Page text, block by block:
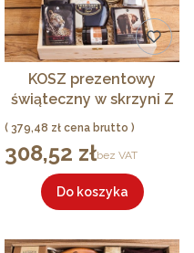
KOSZ prezentowy
świąteczny w skrzyni Z
PODPISEM Kawowy
zestaw z likierem i
kawiarką
Cena
379,48 zł
Cena
308,52 złbez VAT
Do koszyka